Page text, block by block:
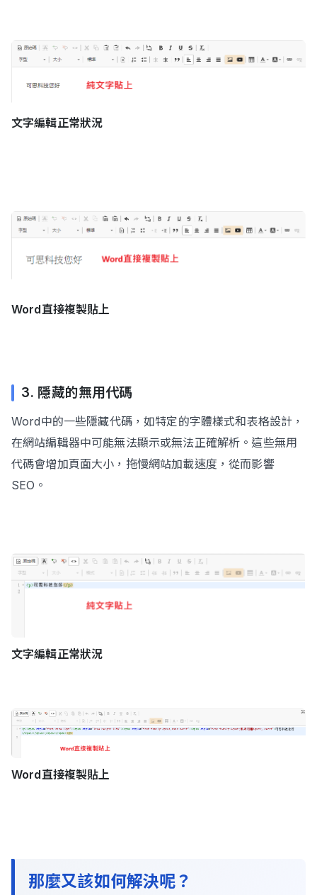
文字編輯正常狀況
Word直接複製貼上
3. 隱藏的無用代碼
Word中的一些隱藏代碼，如特定的字體樣式和表格設計，
在網站編輯器中可能無法顯示或無法正確解析。這些無用
代碼會增加頁面大小，拖慢網站加載速度，從而影響
SEO。
文字編輯正常狀況
Word直接複製貼上
那麼又該如何解決呢？